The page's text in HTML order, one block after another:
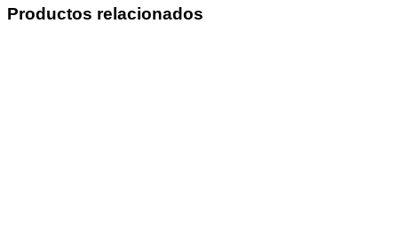
Productos relacionados